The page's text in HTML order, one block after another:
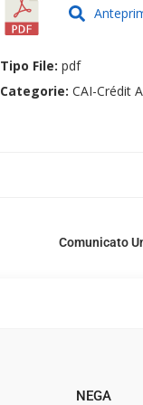
NEGA
Tipo File:pdf
Categorie:CAI-Crédit
Comunicato